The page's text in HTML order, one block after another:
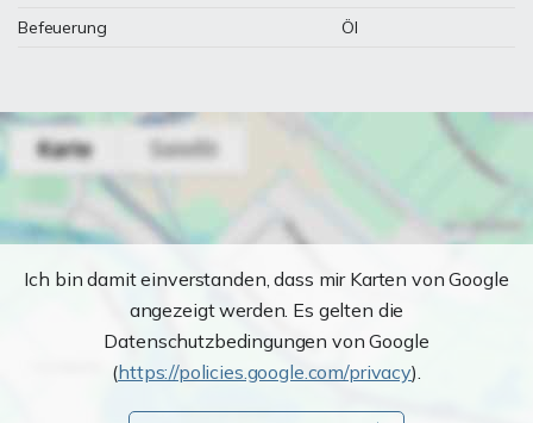
Befeuerung
Öl
Ich bin damit einverstanden, dass mir Karten von Google
angezeigt werden. Es gelten die
Datenschutzbedingungen von Google
(https://policies.google.com/privacy).